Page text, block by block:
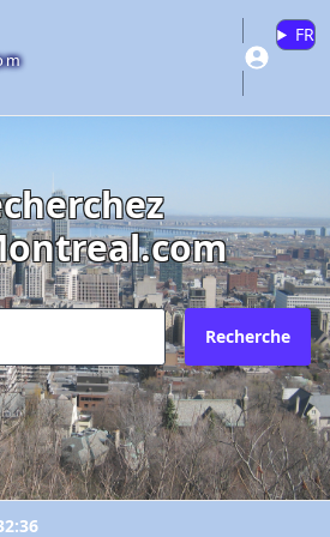
FR
Recherche